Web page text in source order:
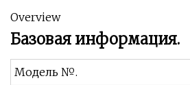
Overview
Базовая информация.
Модель №.